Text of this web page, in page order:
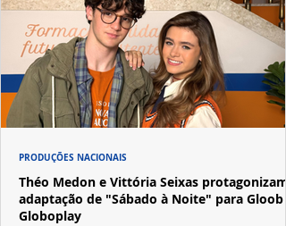
Théo Medon e Vittória Seixas protagonizam
adaptação de "Sábado à Noite" para Gloob e
Globoplay
PRODUÇÕES NACIONAIS